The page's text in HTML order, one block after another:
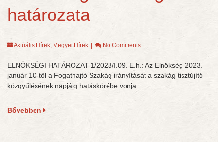
határozata
Aktuális Hírek, Megyei Hírek No Comments
ELNÖKSÉGI HATÁROZAT 1/2023/I.09. E.h.: Az Elnökség 2023.
január 10-től a Fogathajtó Szakág irányítását a szakág tisztújító
közgyűlésének napjáig hatáskörébe vonja.
Bővebben